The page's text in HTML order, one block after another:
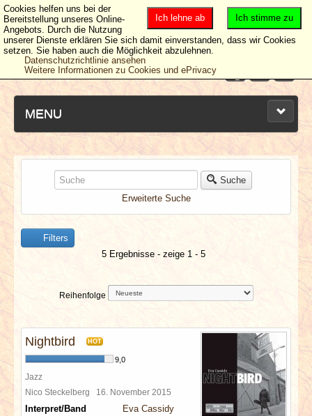
MENU
NEUESTE ARTIKEL
NEWS & DATES
BERICHTE
VERLOSUNGEN
SPECIALS
REDAKTION
Suche
Erweiterte Suche
Filters
5 Ergebnisse - zeige 1 - 5
Reihenfolge
Nightbird HOT
9,0
Jazz
Nico Steckelberg 16. November 2015
Interpret/Band
Eva Cassidy
Ich stimme zu
Ich lehne ab
Cookies helfen uns bei der
Bereitstellung unseres Online-
Angebots. Durch die Nutzung
unserer Dienste erklären Sie sich damit einverstanden, dass wir Cookies
setzen. Sie haben auch die Möglichkeit abzulehnen.
Datenschutzrichtlinie ansehen
Weitere Informationen zu Cookies und ePrivacy